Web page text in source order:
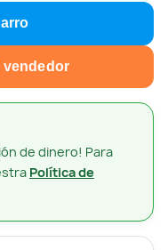
de dinero! Para
Política de
vendedor